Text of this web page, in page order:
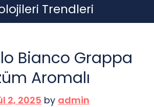
Trendleri
Bianco Grappa
Aromalı
2, 2025 by admin